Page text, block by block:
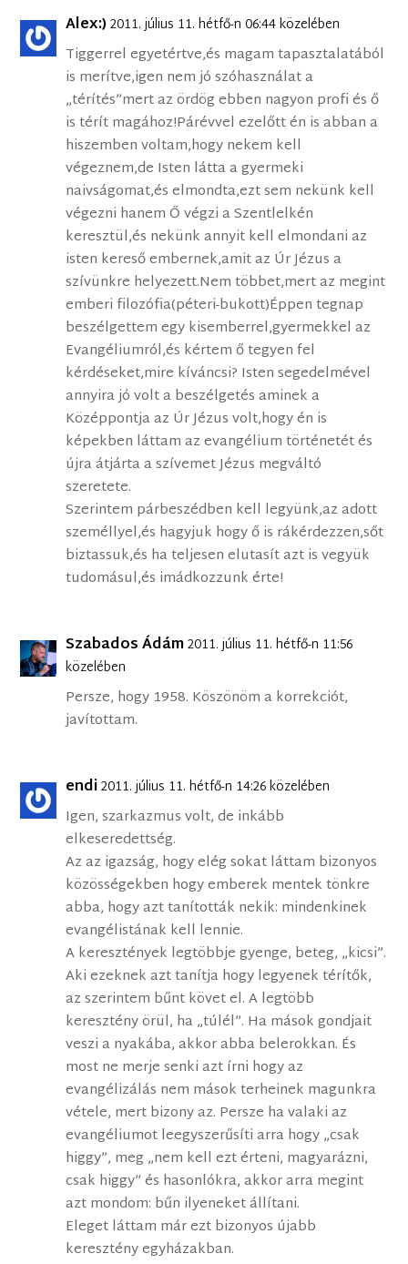
Alex:)2011. július 11. hétfő-n 06:44 közelében
Tiggerrel egyetértve,és magam tapasztalatából
is merítve,igen nem jó szóhasználat a
„térítés”mert az ördög ebben nagyon profi és ő
is térít magához!Párévvel ezelőtt én is abban a
hiszemben voltam,hogy nekem kell
végeznem,de Isten látta a gyermeki
naivságomat,és elmondta,ezt sem nekünk kell
végezni hanem Ő végzi a Szentlelkén
keresztül,és nekünk annyit kell elmondani az
isten kereső embernek,amit az Úr Jézus a
szívünkre helyezett.Nem többet,mert az megint
emberi filozófia(péteri-bukott)Éppen tegnap
beszélgettem egy kisemberrel,gyermekkel az
Evangéliumról,és kértem ő tegyen fel
kérdéseket,mire kíváncsi? Isten segedelmével
annyira jó volt a beszélgetés aminek a
Középpontja az Úr Jézus volt,hogy én is
képekben láttam az evangélium történetét és
újra átjárta a szívemet Jézus megváltó
szeretete.
Szerintem párbeszédben kell legyünk,az adott
személlyel,és hagyjuk hogy ő is rákérdezzen,sőt
biztassuk,és ha teljesen elutasít azt is vegyük
tudomásul,és imádkozzunk érte!
Szabados Ádám2011. július 11. hétfő-n 11:56
közelében
Persze, hogy 1958. Köszönöm a korrekciót,
javítottam.
endi2011. július 11. hétfő-n 14:26 közelében
Igen, szarkazmus volt, de inkább
elkeseredettség.
Az az igazság, hogy elég sokat láttam bizonyos
közösségekben hogy emberek mentek tönkre
abba, hogy azt tanították nekik: mindenkinek
evangélistának kell lennie.
A keresztények legtöbbje gyenge, beteg, „kicsi”.
Aki ezeknek azt tanítja hogy legyenek térítők,
az szerintem bűnt követ el. A legtöbb
keresztény örül, ha „túlél”. Ha mások gondjait
veszi a nyakába, akkor abba belerokkan. És
most ne merje senki azt írni hogy az
evangélizálás nem mások terheinek magunkra
vétele, mert bizony az. Persze ha valaki az
evangéliumot leegyszerűsíti arra hogy „csak
higgy”, meg „nem kell ezt érteni, magyarázni,
csak higgy” és hasonlókra, akkor arra megint
azt mondom: bűn ilyeneket állítani.
Eleget láttam már ezt bizonyos újabb
keresztény egyházakban.